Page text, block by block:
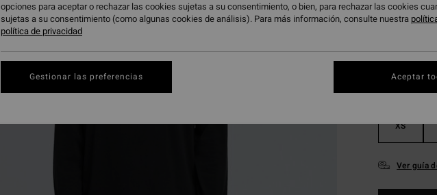
ColorBlack
XS
Ver guía
opciones para aceptar o rechazar las cookies sujetas a su consentimiento, o bien, para rechazar las cookies
sujetas a su consentimiento (como algunas cookies de análisis). Para más información, consulte nuestra
política de privacidad
Gestionar las preferencias Aceptar